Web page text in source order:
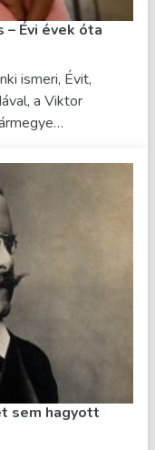
Évi évek óta
ismeri, Évit,
a Viktor
sem hagyott